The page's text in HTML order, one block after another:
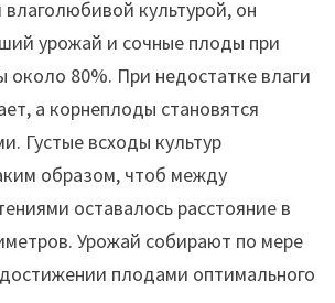
влаголюбивой культурой, он
урожай и сочные плоды при
около 80%. При недостатке влаги
а корнеплоды становятся
Густые всходы культур
образом, чтоб между
оставалось расстояние в
Урожай собирают по мере
плодами оптимального